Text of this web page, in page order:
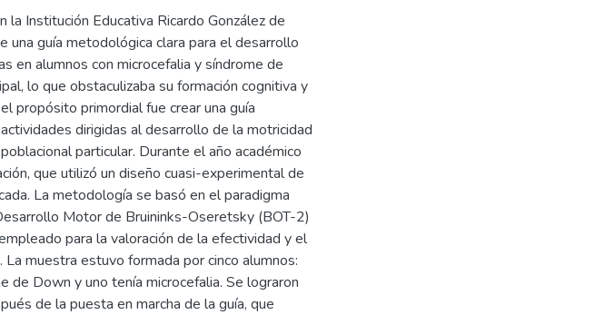
la Institución Educativa Ricardo González de
una guía metodológica clara para el desarrollo
en alumnos con microcefalia y síndrome de
lo que obstaculizaba su formación cognitiva y
propósito primordial fue crear una guía
dirigidas al desarrollo de la motricidad
particular. Durante el año académico
que utilizó un diseño cuasi-experimental de
La metodología se basó en el paradigma
Motor de Bruininks-Oseretsky (BOT-2)
para la valoración de la efectividad y el
muestra estuvo formada por cinco alumnos:
de Down y uno tenía microcefalia. Se lograron
de la puesta en marcha de la guía, que